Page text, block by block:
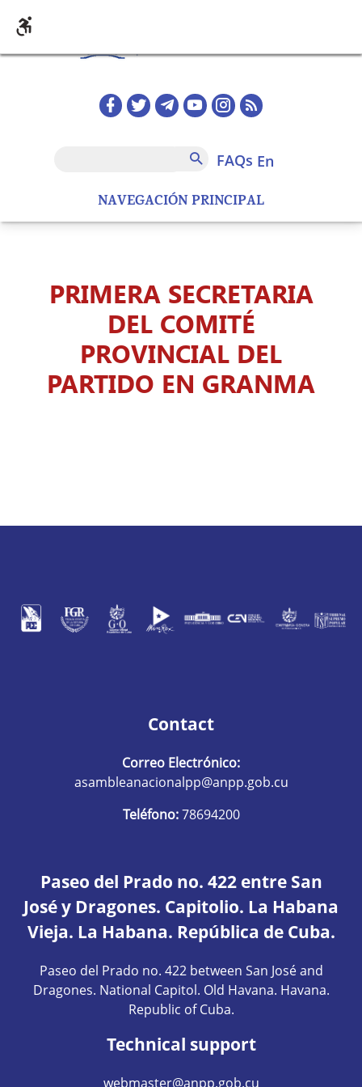
NAVEGACIÓN PRINCIPAL
Redes sociales home
FAQs
FAQs en
PRIMERA SECRETARIA
DEL COMITÉ
PROVINCIAL DEL
PARTIDO EN GRANMA
Contact
Correo Electrónico:
asambleanacionalpp@anpp.gob.cu
Teléfono:78694200
Paseo del Prado no. 422 entre San
José y Dragones. Capitolio. La Habana
Vieja. La Habana. República de Cuba.
Paseo del Prado no. 422 between San José and
Dragones. National Capitol. Old Havana. Havana.
Republic of Cuba.
Technical support
webmaster@anpp.gob.cu